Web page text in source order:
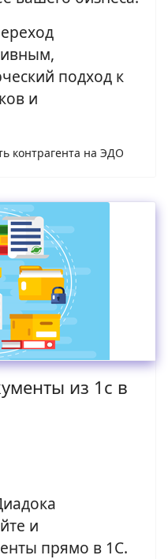
подход к
и
контрагента на ЭДО
из 1с в
и
прямо в 1С.